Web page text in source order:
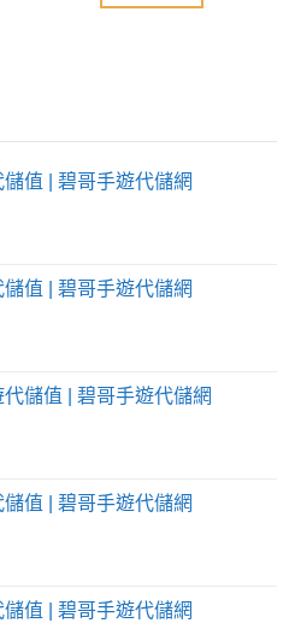
值 | 碧哥手遊代儲網
值 | 碧哥手遊代儲網
儲值 | 碧哥手遊代儲網
值 | 碧哥手遊代儲網
值 | 碧哥手遊代儲網